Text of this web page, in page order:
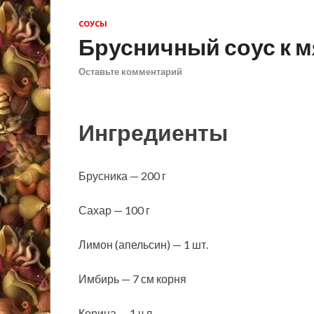
СОУСЫ
Брусничный соус к
Оставьте комментарий
Ингредиенты
Брусника — 200 г
Сахар — 100 г
Лимон (апельсин) — 1 шт.
Имбирь — 7 см корня